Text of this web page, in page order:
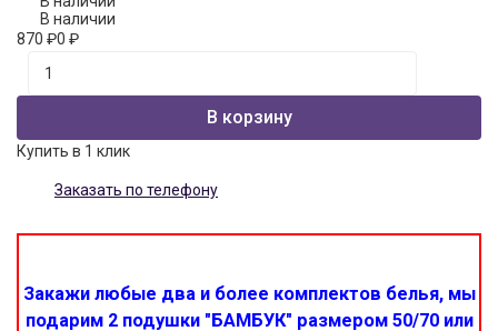
В наличии
870 ₽0 ₽
В корзину
Купить в 1 клик
Заказать по телефону
Закажи любые два и более комплектов белья, мы
подарим 2 подушки "БАМБУК" размером 50/70 или